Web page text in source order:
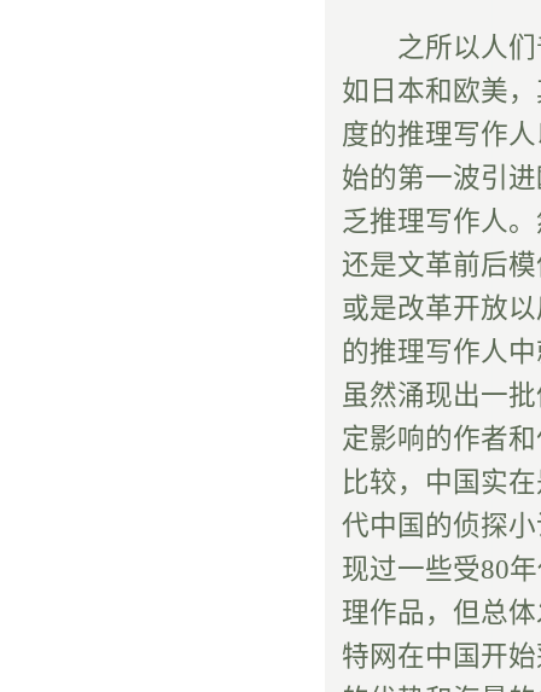
之所以人们
如日本和欧美
度的推理写作
始的第一波引
乏推理写作人
还是文革前后
或是改革开放
的推理写作人
虽然涌现出一
定影响的作者
比较，中国实
代中国的侦探
现过一些受80
理作品，但总
特网在中国开